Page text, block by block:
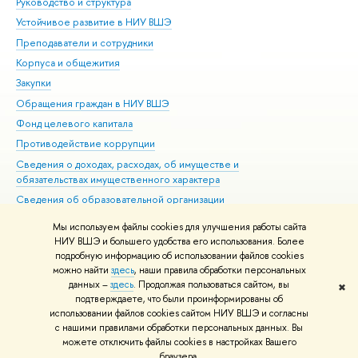
Мы используем файлы cookies для улучшения работы сайта
НИУ ВШЭ и большего удобства его использования. Более
подробную информацию об использовании файлов cookies
можно найти здесь, наши правила обработки персональных
данных –здесь. Продолжая пользоваться сайтом, вы
подтверждаете, что были проинформированы об
использовании файлов cookies сайтом НИУ ВШЭ и согласны
с нашими правилами обработки персональных данных. Вы
можете отключить файлы cookies в настройках Вашего
✖
Устойчивое развитие в НИУ ВШЭ
Преподаватели и сотрудники
Корпуса и общежития
Закупки
Обращения граждан в НИУ ВШЭ
Фонд целевого капитала
Противодействие коррупции
Сведения о доходах, расходах, об имуществе и
обязательствах имущественного характера
Сведения об образовательной организации
Людям с ограниченными возможностями здоровья
Единая платежная страница
Работа в Вышке
© НИУ ВШЭ 1993–2026 Адреса и контакты Условия использования
материалов Политика конфиденциальности Карта сайта
Шрифты HSE Sans и HSE Slab разработаны вШколе дизайна НИУ ВШЭ